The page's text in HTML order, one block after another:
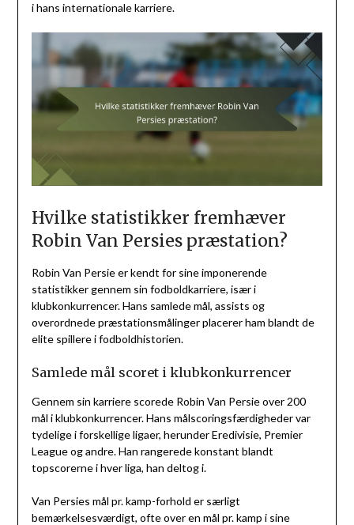
i hans internationale karriere.
Hvilke statistikker fremhæver
Robin Van Persies præstation?
Robin Van Persie er kendt for sine imponerende
statistikker gennem sin fodboldkarriere, især i
klubkonkurrencer. Hans samlede mål, assists og
overordnede præstationsmålinger placerer ham blandt de
elite spillere i fodboldhistorien.
Samlede mål scoret i klubkonkurrencer
Gennem sin karriere scorede Robin Van Persie over 200
mål i klubkonkurrencer. Hans målscoringsfærdigheder var
tydelige i forskellige ligaer, herunder Eredivisie, Premier
League og andre. Han rangerede konstant blandt
topscorerne i hver liga, han deltog i.
Van Persies mål pr. kamp-forhold er særligt
bemærkelsesværdigt, ofte over en mål pr. kamp i sine